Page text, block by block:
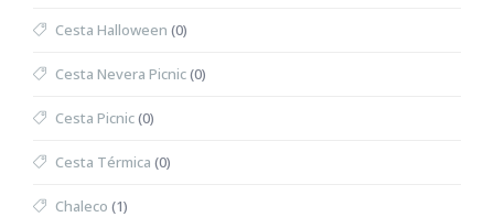
Cesta Halloween (0)
Cesta Nevera Picnic(0)
Cesta Picnic(0)
Cesta Térmica (0)
Chaleco (1)